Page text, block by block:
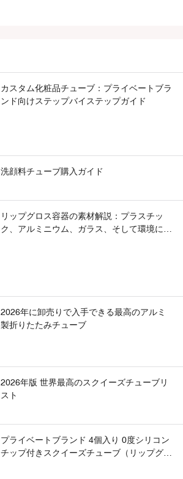
カスタム化粧品チューブ：プライベートブラ
ンド向けステップバイステップガイド
洗顔料チューブ購入ガイド
リップグロス容器の素材解説：プラスチッ
ク、アルミニウム、ガラス、そして環境に優
2026年に卸売りで入手できる最高のアルミ
製折りたたみチューブ
2026年版 世界最高のスクイーズチューブリ
スト
プライベートブランド 4個入り 0度シリコン
チップ付きスクイーズチューブ（リップグロ